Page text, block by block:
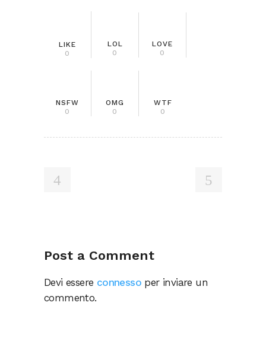
LIKE
0
LOL
0
LOVE
0
NSFW
0
OMG
0
WTF
0
Post a Comment
Devi essere connesso per inviare un
commento.